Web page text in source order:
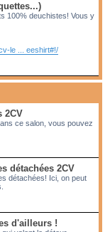
100% deuchistes! Vous y
le ... eeshirt#!/
2CV
ce salon, vous pouvez
détachées 2CV
détachées! Ici, on peut
d'ailleurs !